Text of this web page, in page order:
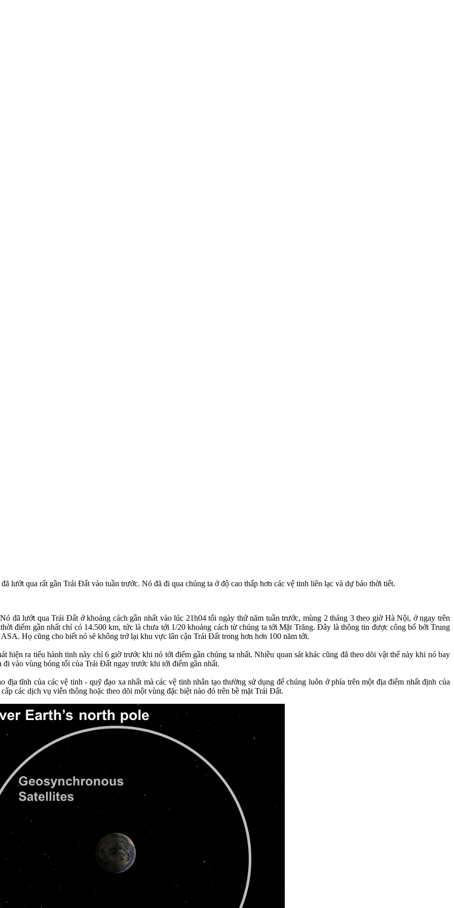
lướt qua rất gần Trái Đất vào tuần trước. Nó đã đi qua chúng ta ở độ cao thấp hơn các vệ tinh liên lạc và dự báo thời tiết.
đã lướt qua Trái Đất ở khoảng cách gần nhất vào lúc 21h04 tối ngày thứ năm tuần trước, mùng 2 tháng 3 theo giờ Hà Nội, ở ngay trên
điểm gần nhất chỉ có 14.500 km, tức là chưa tới 1/20 khoảng cách từ chúng ta tới Mặt Trăng. Đây là thông tin được công bố bởi Trung
Họ cũng cho biết nó sẽ không trở lại khu vực lân cận Trái Đất trong hơn hơn 100 năm tới.
hiện ra tiểu hành tinh này chỉ 6 giờ trước khi nó tới điểm gần chúng ta nhất. Nhiều quan sát khác cũng đã theo dõi vật thể này khi nó bay
vào vùng bóng tối của Trái Đất ngay trước khi tới điểm gần nhất.
tĩnh của các vệ tinh - quỹ đạo xa nhất mà các vệ tinh nhân tạo thường sử dụng để chúng luôn ở phía trên một địa điểm nhất định của
các dịch vụ viễn thông hoặc theo dõi một vùng đặc biệt nào đó trên bề mặt Trái Đất.